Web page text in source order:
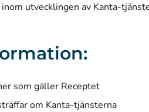
utvecklingen av Kanta-
som gäller Receptet
om Kanta-tjänsterna